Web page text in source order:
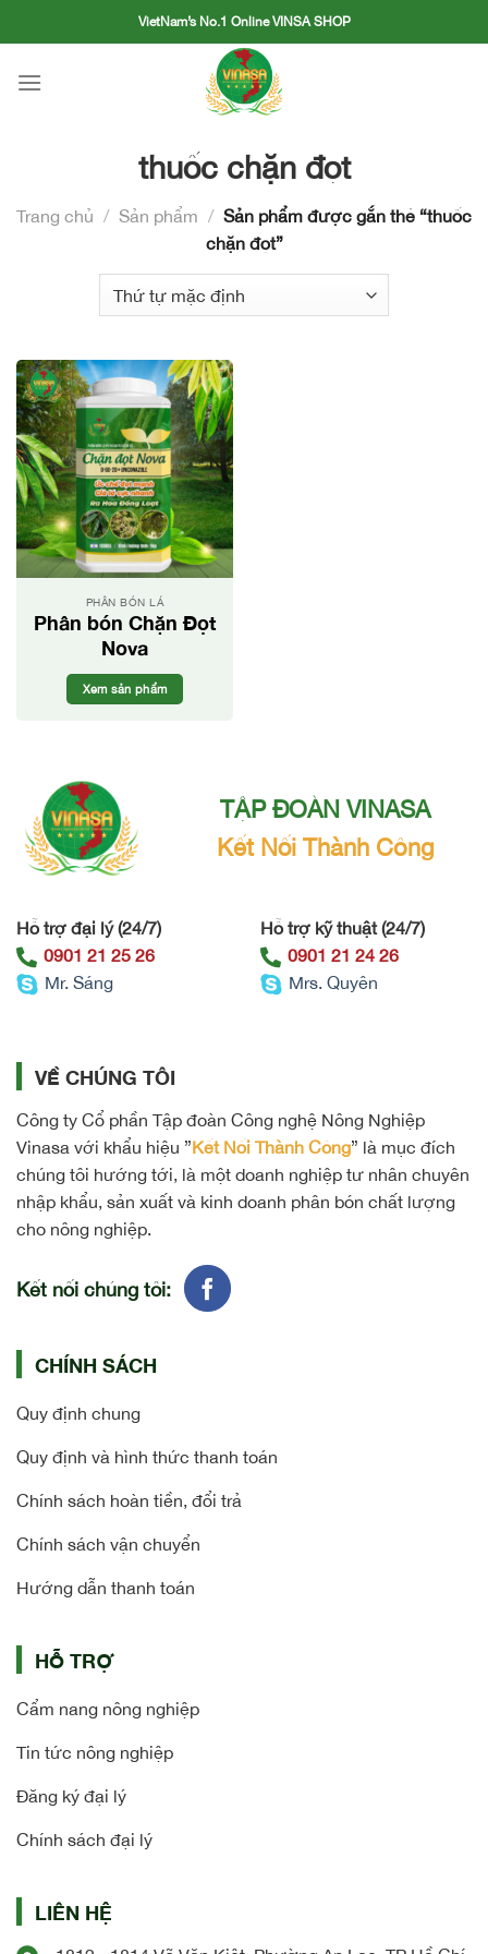
to
VietNam’s No.1 Online VINSA SHOP
thuốc chặn đọt
Trang chủ / Sản phẩm / Sản phẩm được gắn thẻ “thuốc
chặn đọt”
PHÂN BÓN LÁ
Phân bón Chặn Đọt
Nova
Xem sản phẩm
TẬP ĐOÀN VINASA
Kết Nối Thành Công
Hỗ trợ đại lý (24/7)
0901 21 25 26
Mr. Sáng
Hỗ trợ kỹ thuật (24/7)
0901 21 24 26
Mrs. Quyên
VỀ CHÚNG TÔI
Công ty Cổ phần Tập đoàn Công nghệ Nông Nghiệp
Vinasa với khẩu hiệu ”Kết Nối Thành Công” là mục đích
chúng tôi hướng tới, là một doanh nghiệp tư nhân chuyên
nhập khẩu, sản xuất và kinh doanh phân bón chất lượng
cho nông nghiệp.
Kết nối chúng tôi:
CHÍNH SÁCH
Quy định chung
Quy định và hình thức thanh toán
Chính sách hoàn tiền, đổi trả
Chính sách vận chuyển
Hướng dẫn thanh toán
HỖ TRỢ
Cẩm nang nông nghiệp
Tin tức nông nghiệp
Đăng ký đại lý
Chính sách đại lý
LIÊN HỆ